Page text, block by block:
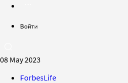
Войти
08 May 2023
ForbesLife